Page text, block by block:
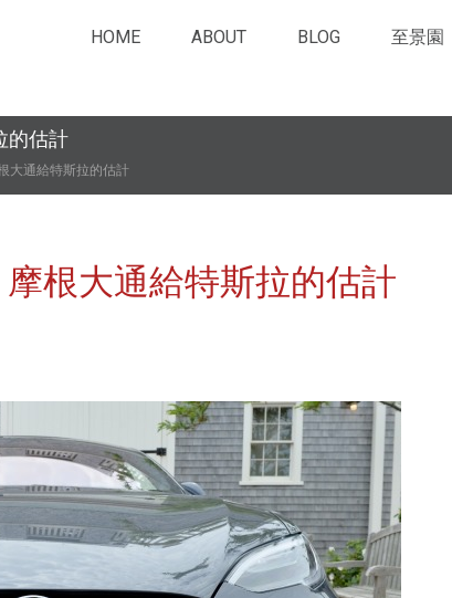
HOME ABOUT BLOG 至景園
的估計
大通給特斯拉的估計
根大通給特斯拉的估計